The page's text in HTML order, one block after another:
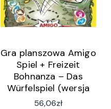
Gra planszowa Amigo
Spiel + Freizeit
Bohnanza – Das
Würfelspiel (wersja
niemiecka)
56,06zł